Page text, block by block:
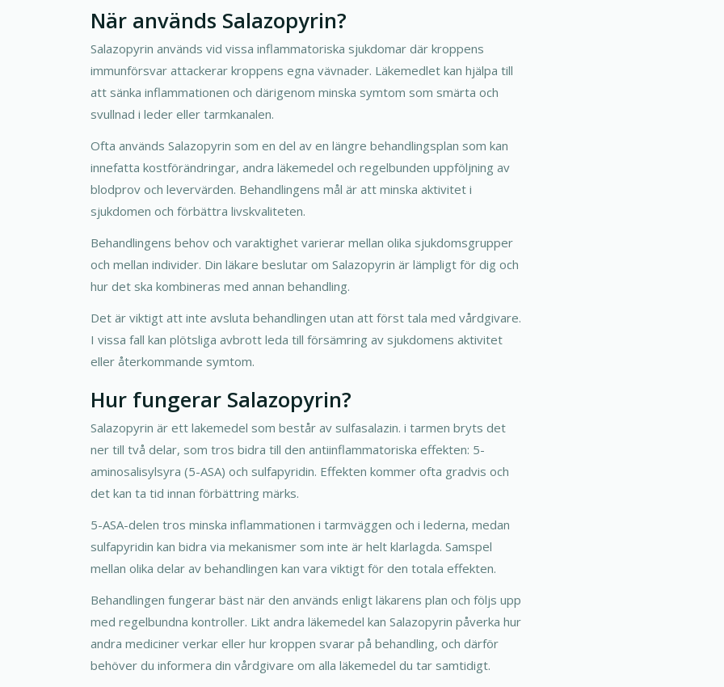
När används Salazopyrin?
Salazopyrin används vid vissa inflammatoriska sjukdomar där kroppens
immunförsvar attackerar kroppens egna vävnader. Läkemedlet kan hjälpa till
att sänka inflammationen och därigenom minska symtom som smärta och
svullnad i leder eller tarmkanalen.
Ofta används Salazopyrin som en del av en längre behandlingsplan som kan
innefatta kostförändringar, andra läkemedel och regelbunden uppföljning av
blodprov och levervärden. Behandlingens mål är att minska aktivitet i
sjukdomen och förbättra livskvaliteten.
Behandlingens behov och varaktighet varierar mellan olika sjukdomsgrupper
och mellan individer. Din läkare beslutar om Salazopyrin är lämpligt för dig och
hur det ska kombineras med annan behandling.
Det är viktigt att inte avsluta behandlingen utan att först tala med vårdgivare.
I vissa fall kan plötsliga avbrott leda till försämring av sjukdomens aktivitet
eller återkommande symtom.
Hur fungerar Salazopyrin?
Salazopyrin är ett lakemedel som består av sulfasalazin. i tarmen bryts det
ner till två delar, som tros bidra till den antiinflammatoriska effekten: 5-
aminosalisylsyra (5-ASA) och sulfapyridin. Effekten kommer ofta gradvis och
det kan ta tid innan förbättring märks.
5-ASA-delen tros minska inflammationen i tarmväggen och i lederna, medan
sulfapyridin kan bidra via mekanismer som inte är helt klarlagda. Samspel
mellan olika delar av behandlingen kan vara viktigt för den totala effekten.
Behandlingen fungerar bäst när den används enligt läkarens plan och följs upp
med regelbundna kontroller. Likt andra läkemedel kan Salazopyrin påverka hur
andra mediciner verkar eller hur kroppen svarar på behandling, och därför
behöver du informera din vårdgivare om alla läkemedel du tar samtidigt.